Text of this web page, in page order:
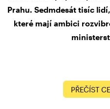
Prahu. Sedmdesát tisíc
které mají ambici
PŘEČÍST